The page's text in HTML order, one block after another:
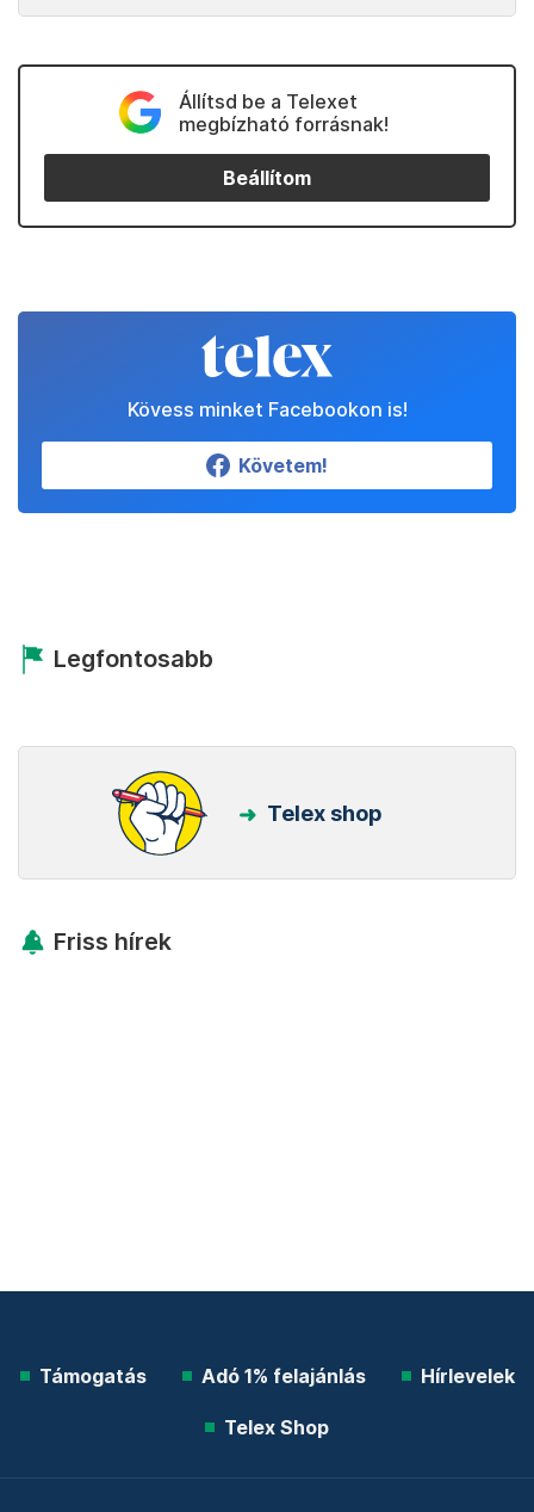
Állítsd be a Telexet
megbízható forrásnak!
Beállítom
Kövess minket Facebookon is!
Követem!
Legfontosabb
Telex shop
Friss hírek
Támogatás Adó 1% felajánlás Hírlevelek
Telex Shop